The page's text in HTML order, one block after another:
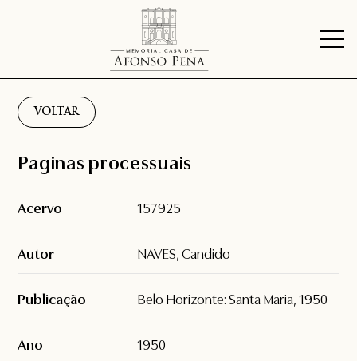
VOLTAR
Paginas processuais
Acervo 157925
Autor NAVES, Candido
Publicação Belo Horizonte: Santa Maria, 1950
Ano 1950